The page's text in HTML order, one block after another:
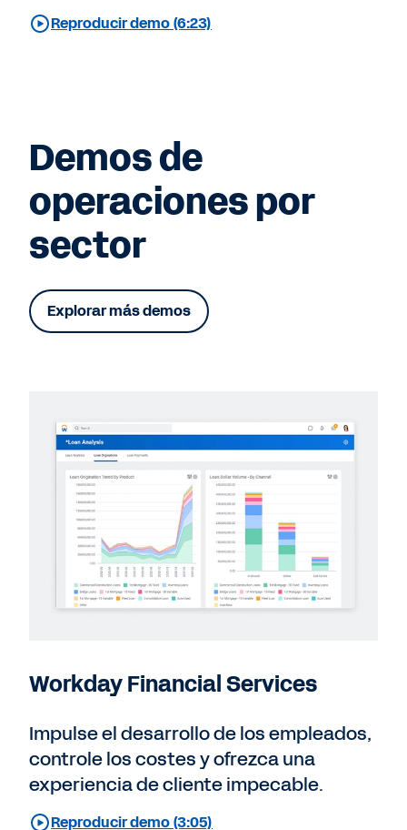
Reproducir demo (6:23)
Demos de
operaciones por
sector
Explorar más demos
Workday Financial Services
Impulse el desarrollo de los empleados,
controle los costes y ofrezca una
experiencia de cliente impecable.
Reproducir demo (3:05)